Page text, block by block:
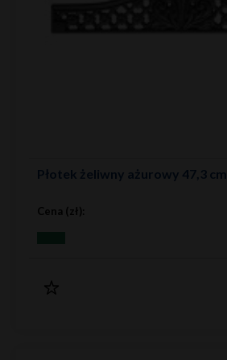
Płotek żeliwny ażurowy 47,3 cm
Cena (zł):